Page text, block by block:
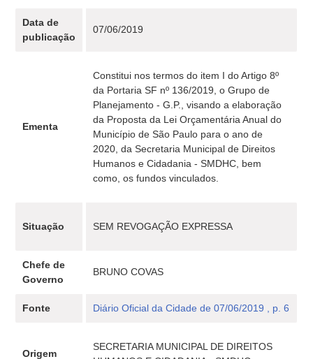
Data de
publicação
07/06/2019
Ementa
Constitui nos termos do item I do Artigo 8º
da Portaria SF nº 136/2019, o Grupo de
Planejamento - G.P., visando a elaboração
da Proposta da Lei Orçamentária Anual do
Município de São Paulo para o ano de
2020, da Secretaria Municipal de Direitos
Humanos e Cidadania - SMDHC, bem
como, os fundos vinculados.
Situação SEM REVOGAÇÃO EXPRESSA
Chefe de
Governo
BRUNO COVAS
Fonte Diário Oficial da Cidade de 07/06/2019 , p. 6
Origem
SECRETARIA MUNICIPAL DE DIREITOS